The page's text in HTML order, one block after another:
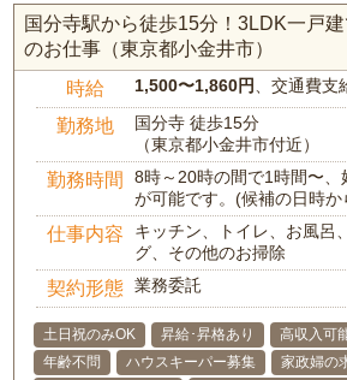
国分寺駅から徒歩15分！3LDK一戸
のお仕事（東京都小金井市）
時給 1,500〜1,860円 、交通費
勤務地
国分寺 徒歩15分
（東京都小金井市付近）
勤務時間
8時～20時の間で1時間〜、
が可能です。(候補の日時か
仕事内容
キッチン、トイレ、お風呂
グ、その他のお掃除
契約形態 業務委託
土日祝のみOK 昇給･昇格あり 高収入可
年齢不問
ハウスキーパー募集
家政婦の